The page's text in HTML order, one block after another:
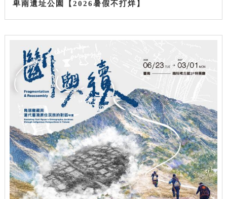
卑南遺址公園【2026暑假不打烊】